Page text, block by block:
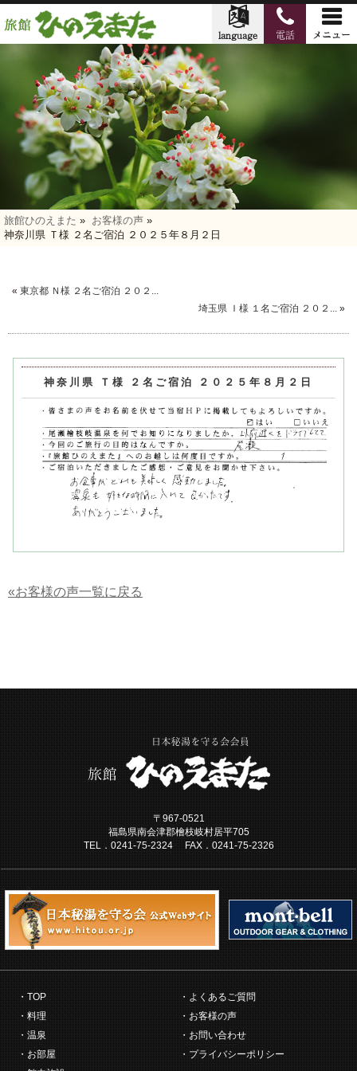
旅館ひのえまた » お客様の声 »
神奈川県 Ｔ様 ２名ご宿泊 ２０２５年８月２日
« 東京都 Ｎ様 ２名ご宿泊 ２０２...
埼玉県 Ｉ様 １名ご宿泊 ２０２... »
神奈川県 Ｔ様 ２名ご宿泊 ２０２５年８月２日
«お客様の声一覧に戻る
〒967-0521
福島県南会津郡檜枝岐村居平705
TEL．0241-75-2324 FAX．0241-75-2326
TOP
料理
温泉
お部屋
よくあるご質問
お客様の声
お問い合わせ
プライバシーポリシー